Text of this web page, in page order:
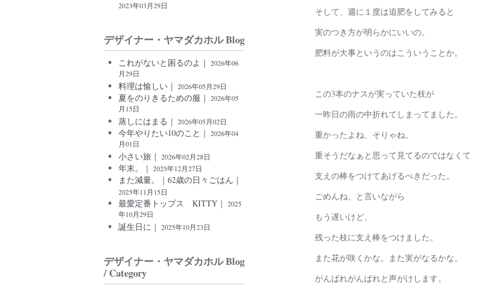
そして、週に１度は追肥をしてみると
実のつき方が明らかにいいの。
肥料が大事というのはこういうことか。
この3本のナスが実っていた枝が
一昨日の雨の中折れてしまってました。
重かったよね、そりゃね。
重そうだなぁと思って見てるのではなくて
支えの棒をつけてあげるべきだった。
ごめんね、と言いながら
もう遅いけど、
残った枝に支え棒をつけました。
また花が咲くかな。また実がなるかな。
がんばれがんばれと声がけします。
2023年03月29日
デザイナー・ヤマダカホル Blog
これがないと困るのよ｜ 2026年06
月29日
料理は愉しい｜ 2026年05月29日
夏をのりきるための服｜ 2026年05
月15日
蒸しにはまる｜ 2026年05月02日
今年やりたい10のこと｜ 2026年04
月01日
小さい旅｜ 2026年02月28日
年末。｜ 2025年12月27日
また減量。｜62歳の日々ごはん｜
2025年11月15日
最愛定番トップス KITTY｜ 2025
年10月29日
誕生日に｜ 2025年10月23日
デザイナー・ヤマダカホル Blog
/ Category